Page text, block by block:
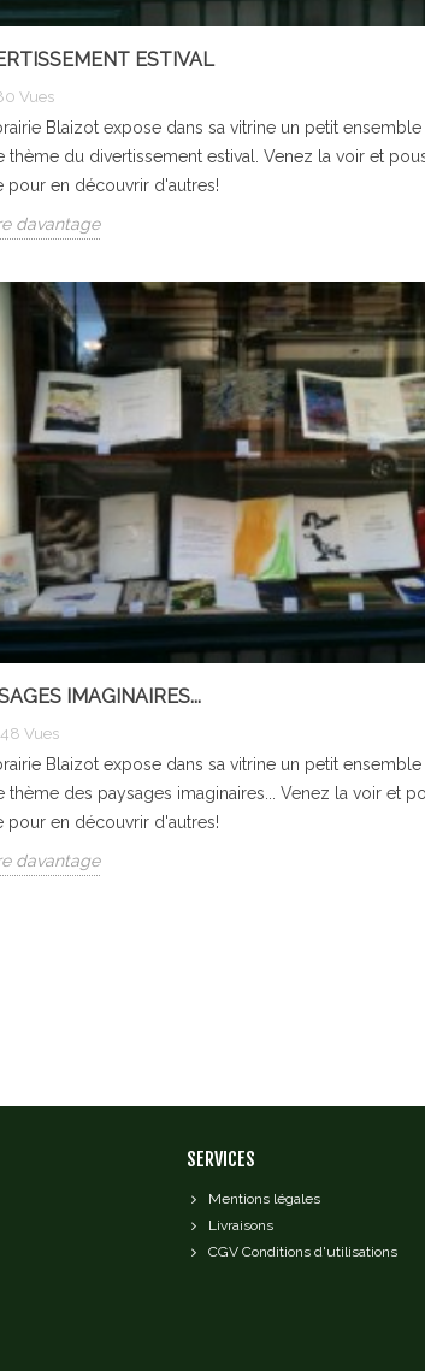
ou un sort !
ensorceler ...
Parfums
1435vues
C'est la rentrée !
souvenirs
nostalgie.
En lire davantage
ESTIVAL
Vues
Blaizot expose dans sa vitrine un petit
thème du divertissement estival. Venez la voir et
pour en découvrir d'autres!
davantage
IMAGINAIRES...
Vues
Blaizot expose dans sa vitrine un petit
thème des paysages imaginaires... Venez la voir et
pour en découvrir d'autres!
davantage
SERVICES
Mentions légales
Livraisons
CGV Conditions d'utilisations